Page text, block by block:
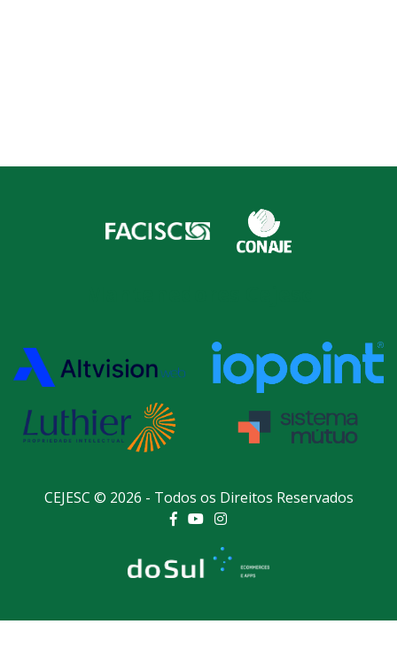
CEJESC © 2026 - Todos os Direitos Reservados